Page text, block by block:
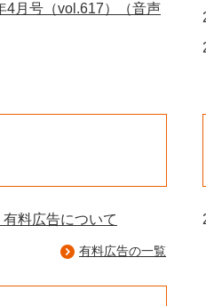
4月号（vol.617）（音声
料広告について
有料広告の一覧